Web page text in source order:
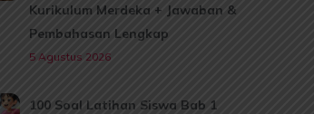
Kurikulum Merdeka + Jawaban &
Pembahasan Lengkap
5 Agustus 2026
100 Soal Latihan Siswa Bab 1